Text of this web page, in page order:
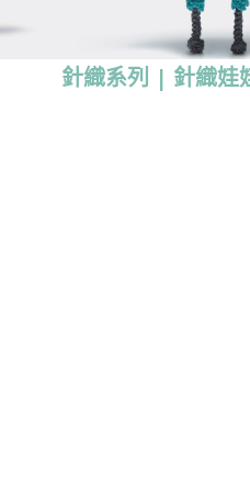
針織系列 | 針織娃